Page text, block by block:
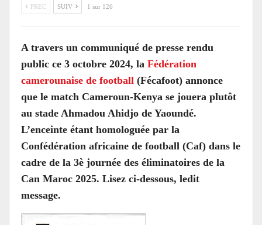
PREC SUIV 1 sur 126
A travers un communiqué de presse rendu
public ce 3 octobre 2024, la Fédération
camerounaise de football (Fécafoot) annonce
que le match Cameroun-Kenya se jouera plutôt
au stade Ahmadou Ahidjo de Yaoundé.
L’enceinte étant homologuée par la
Confédération africaine de football (Caf) dans le
cadre de la 3è journée des éliminatoires de la
Can Maroc 2025. Lisez ci-dessous, ledit
message.